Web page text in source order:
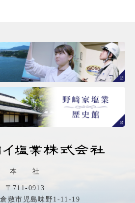
本 社
〒711-0913
敷市児島味野1-11-19